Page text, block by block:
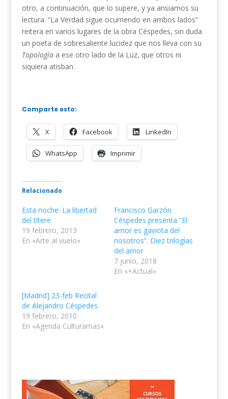
otro, a continuación, que lo supere, y ya ansiamos su
lectura. “La Verdad sigue ocurriendo en ambos lados”
reitera en varios lugares de la obra Céspedes, sin duda
un poeta de sobresaliente lucidez que nos lleva con su
Topologíaa ese otro lado de la Luz, que otros ni
siquiera atisban.
Comparte esto:
X Facebook LinkedIn
WhatsApp Imprimir
Relacionado
Esta noche: La libertad
del títere
19 febrero, 2013
En «Arte al vuelo»
Francisco Garzón
Céspedes presenta “El
amor es gaviota del
nosotros”. Diez trilogías
del amor
7 junio, 2018
En «+Actual»
[Madrid] 23-feb Recital
de Alejandro Céspedes
19 febrero, 2010
En «Agenda Culturamas»